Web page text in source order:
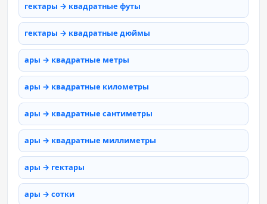
гектары → квадратные футы
гектары → квадратные дюймы
ары → квадратные метры
ары → квадратные километры
ары → квадратные сантиметры
ары → квадратные миллиметры
ары → гектары
ары → сотки